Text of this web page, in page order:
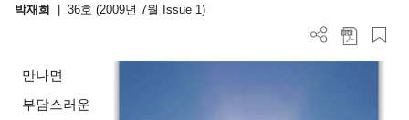
박재희 36호 (2009년 7월 Issue 1)
만나면
부담스러운